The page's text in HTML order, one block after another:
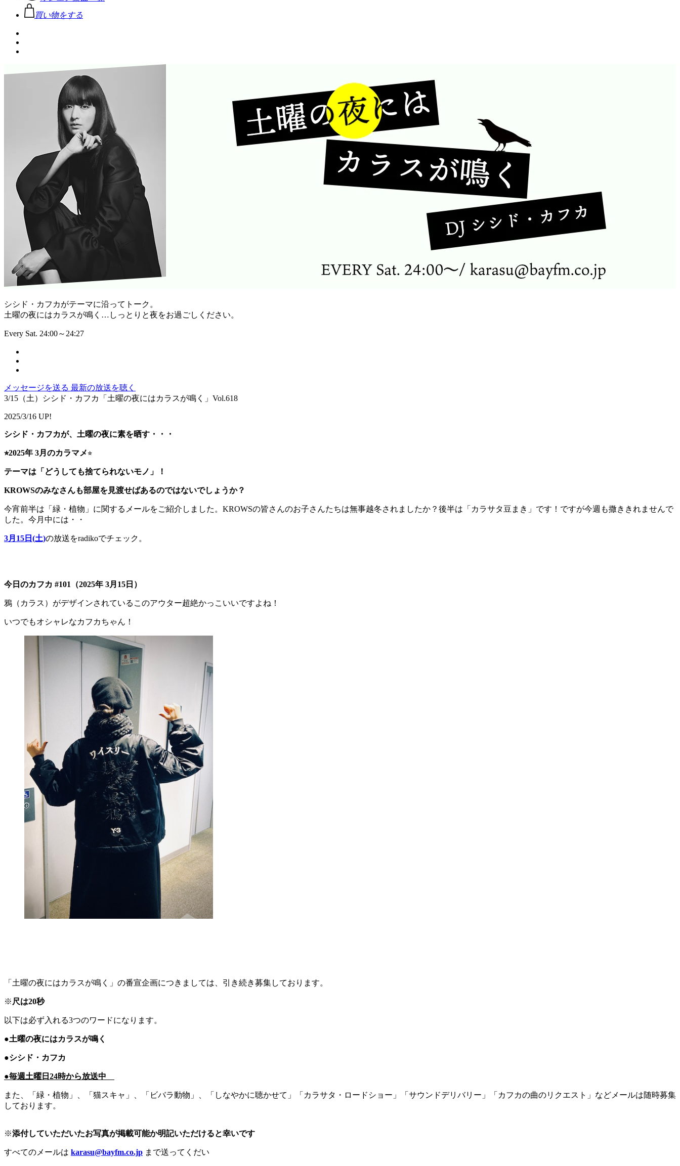
買い物をする
シシド・カフカがテーマに沿ってトーク。
土曜の夜にはカラスが鳴く…しっとりと夜をお過ごしください。
Every Sat. 24:00～24:27
メッセージを送る 最新の放送を聴く
3/15（土）シシド・カフカ「土曜の夜にはカラスが鳴く」Vol.618
2025/3/16 UP!
シシド・カフカが、土曜の夜に素を晒す・・・
⭐︎2025年 3月のカラマメ⭐︎
テーマは「どうしても捨てられないモノ」！
KROWSのみなさんも部屋を見渡せばあるのではないでしょうか？
今宵前半は「緑・植物」に関するメールをご紹介しました。KROWSの皆さんのお子さんたちは無事越冬されましたか？後半は「カラサタ豆まき」です！ですが今週も撒ききれませんで
した。今月中には・・
3月15日(土)の放送をradikoでチェック。
今日のカフカ #101（2025年 3月15日）
鴉（カラス）がデザインされているこのアウター超絶かっこいいですよね！
いつでもオシャレなカフカちゃん！
「土曜の夜にはカラスが鳴く」の番宣企画につきましては、引き続き募集しております。
※ 尺は20秒
以下は必ず入れる3つのワードになります。
●土曜の夜にはカラスが鳴く
●シシド・カフカ
●毎週土曜日24時から放送中
また、「緑・植物」、「猫スキャ」、「ビバラ動物」、「しなやかに聴かせて」「カラサタ・ロードショー」「サウンドデリバリー」「カフカの曲のリクエスト」などメールは随時募集
しております。
※添付していただいたお写真が掲載可能か明記いただけると幸いです
すべてのメールは karasu@bayfm.co.jp まで送ってくだい